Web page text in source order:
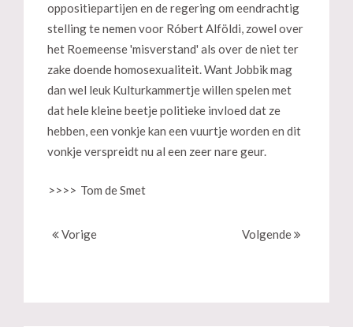
oppositiepartijen en de regering om eendrachtig
stelling te nemen voor Róbert Alföldi, zowel over
het Roemeense 'misverstand' als over de niet ter
zake doende homosexualiteit. Want Jobbik mag
dan wel leuk Kulturkammertje willen spelen met
dat hele kleine beetje politieke invloed dat ze
hebben, een vonkje kan een vuurtje worden en dit
vonkje verspreidt nu al een zeer nare geur.
>>>> Tom de Smet
Vorige Volgende